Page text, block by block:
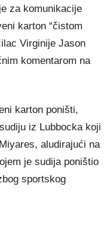
za komunikacije
karton “čistom
Virginije Jason
komentarom na
karton poništi,
iz Lubbocka koji
aludirajući na
je sudija poništio
sportskog